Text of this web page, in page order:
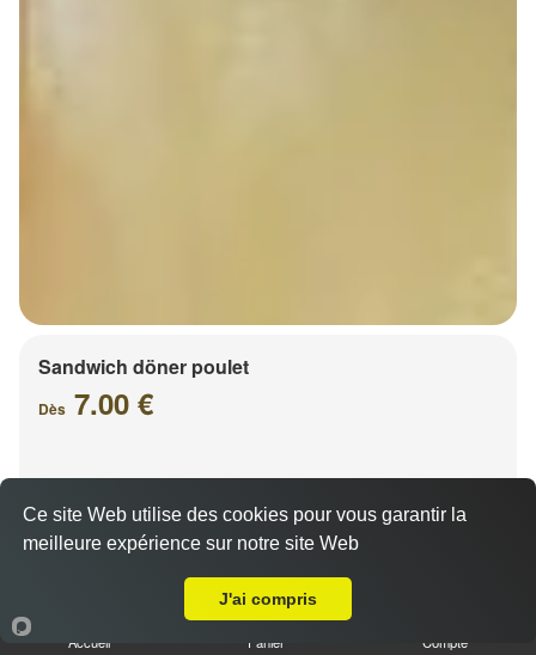
Sandwich döner poulet
Dès 7.00 €
Accueil Panier Compte
Ce site Web utilise des cookies pour vous garantir la
meilleure expérience sur notre site Web
J'ai compris